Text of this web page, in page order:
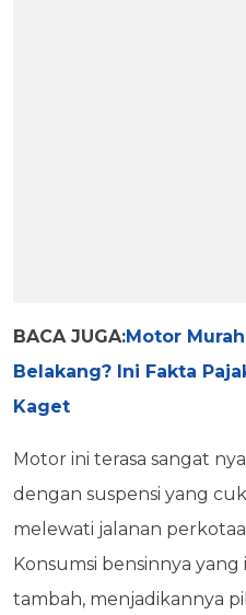
BACA JUGA:Motor
Belakang? Ini Fakta
Kaget
Motor ini terasa sangat
dengan suspensi yang
melewati jalanan
Konsumsi bensinnya
tambah, menjadikannya